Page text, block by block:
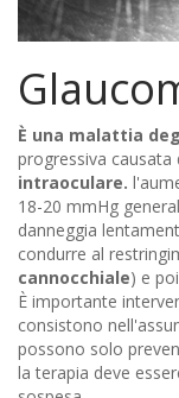
È una malattia
progressiva causata
intraoculare.
18-20 mmHg
danneggia
condurre al
cannocchiale) e
È importante
consistono
possono solo
la terapia deve